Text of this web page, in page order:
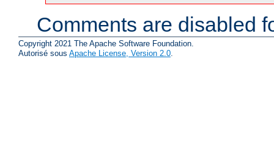
Comments are disabled
Copyright 2021 The Apache Software Foundation.
Autorisé sous Apache License, Version 2.0